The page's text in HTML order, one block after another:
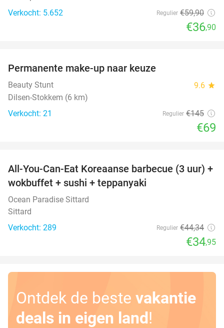
Verkocht: 5.652
Regulier €59,90
€36,90
Permanente make-up naar keuze
Beauty Stunt 9.6 star
Dilsen-Stokkem (6 km)
Verkocht: 21
Regulier €145
€69
21%
All-You-Can-Eat Koreaanse barbecue (3 uur) +
wokbuffet + sushi + teppanyaki
Ocean Paradise Sittard
Sittard
Verkocht: 289
Regulier €44,34
€34,95
Ontdek de beste vakantie
deals in eigen land!